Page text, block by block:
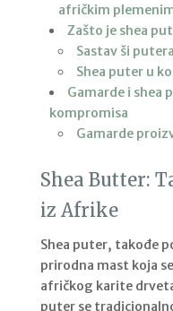
afričkim
Zašto je shea
Sastav ši putera
Shea puter u
Gamarde i shea
kompromisa
Gamarde
Shea Butter:
iz Afrike
Shea puter, takođe
prirodna mast koja
afričkog karite
puter se